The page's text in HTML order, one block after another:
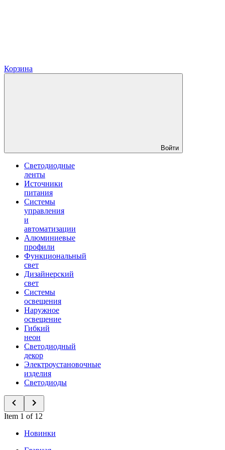
Корзина
Войти
Светодиодные
ленты
Источники
питания
Системы
управления
и
автоматизации
Алюминиевые
профили
Функциональный
свет
Дизайнерский
свет
Системы
освещения
Наружное
освещение
Гибкий
неон
Светодиодный
декор
Электроустановочные
изделия
Светодиоды
Item 1 of 12
Новинки